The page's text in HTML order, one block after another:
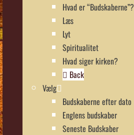
Hvad er “Budskaberne”?
Læs
Lyt
Spiritualitet
Hvad siger kirken?
Back
Vælg
Budskaberne efter dato
Englens budskaber
Seneste Budskaber